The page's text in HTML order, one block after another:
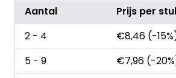
Aantal
Prijs per
2 - 4
€8,46 (-
5 - 9
€7,96 (-